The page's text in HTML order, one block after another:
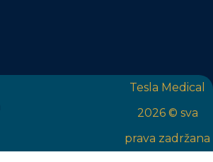
Tesla Medical
2026 © sva
prava zadržana